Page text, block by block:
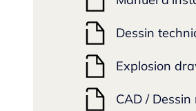
Dessin
Explosion
CAD /